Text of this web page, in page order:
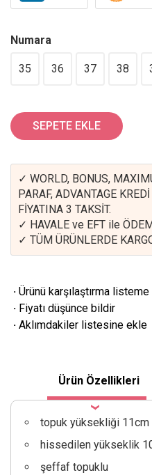
Numara
35 36 37 38
SEPETE EKLE
✓ WORLD, BONUS,
PARAF, ADVANTAGE
FİYATINA 3 TAKSİT.
✓ HAVALE ve EFT ile
✓ TÜM ÜRÜNLERDE
· Ürünü karşılaştırma
· Fiyatı düşünce bildir
· Aklımdakiler listesine ekle
Ürün Özellikleri
topuk yüksekliği 11cm
hissedilen yükseklik
şeffaf topuklu